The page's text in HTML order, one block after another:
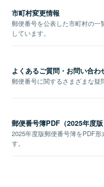
市町村変更情報
郵便番号を公表した市町村の
しています。
よくあるご質問・お問い合わ
郵便番号に関するさまざまな疑
郵便番号簿PDF（2025年度版
2025年度版郵便番号簿をPDF
す。